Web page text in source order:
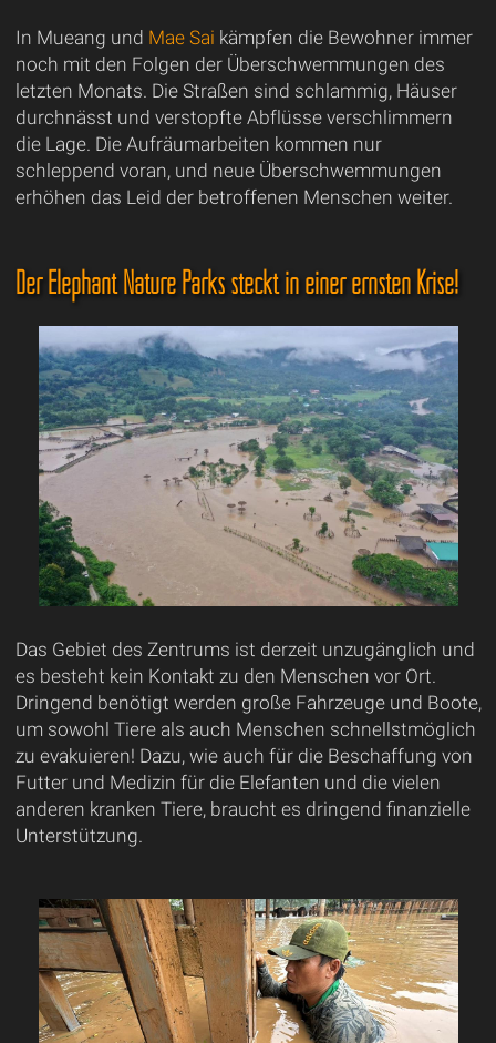
In Mueang und Mae Sai kämpfen die Bewohner immer
noch mit den Folgen der Überschwemmungen des
letzten Monats. Die Straßen sind schlammig, Häuser
durchnässt und verstopfte Abflüsse verschlimmern
die Lage. Die Aufräumarbeiten kommen nur
schleppend voran, und neue Überschwemmungen
erhöhen das Leid der betroffenen Menschen weiter.
Der Elephant Nature Parks steckt in einer ernsten Krise!
Das Gebiet des Zentrums ist derzeit unzugänglich und
es besteht kein Kontakt zu den Menschen vor Ort.
Dringend benötigt werden große Fahrzeuge und Boote,
um sowohl Tiere als auch Menschen schnellstmöglich
zu evakuieren! Dazu, wie auch für die Beschaffung von
Futter und Medizin für die Elefanten und die vielen
anderen kranken Tiere, braucht es dringend finanzielle
Unterstützung.